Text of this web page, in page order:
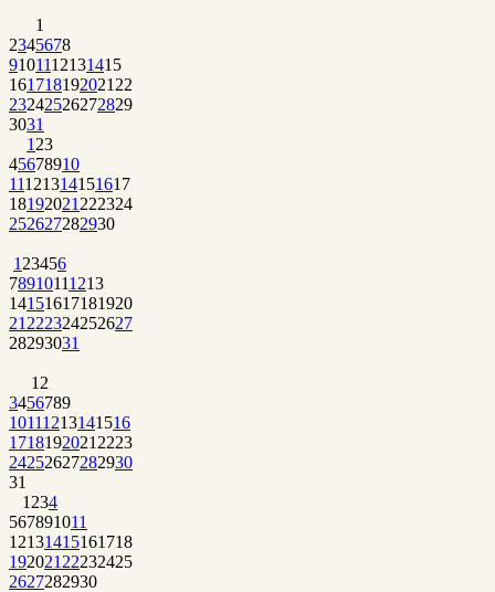
1
2345678
9101112131415
161718192021 22
23242526272829
3031
1 23
45678910
11121314151617
18192021 222324
252627282930
1 23456
78910111213
14151617181920
21 222324252627
28293031
1 2
3456789
10111213141516
1718192021 2223
24252627282930
31
1 234
567891011
12131415161718
192021 22232425
2627282930